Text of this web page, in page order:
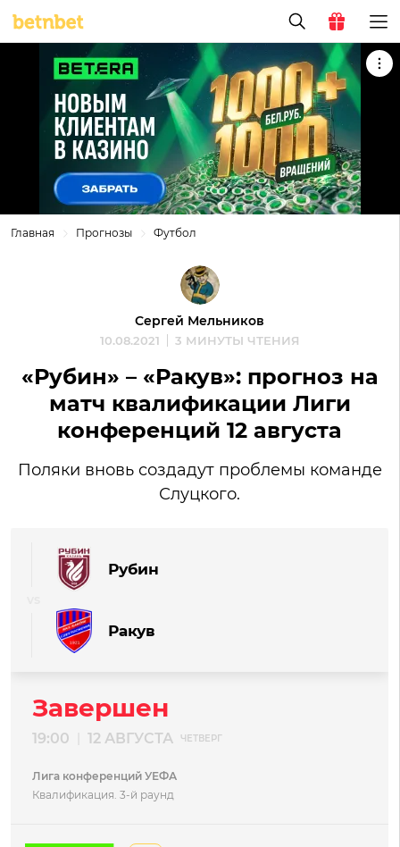
Главная Прогнозы Футбол
Сергей Мельников
10.08.2021 3 МИНУТЫ ЧТЕНИЯ
«Рубин» – «Ракув»: прогноз на
матч квалификации Лиги
конференций 12 августа
Поляки вновь создадут проблемы команде
Слуцкого.
Рубин
Ракув
Завершен
19:00 12 АВГУСТА ЧЕТВЕРГ
Лига конференций УЕФА
Квалификация. 3-й раунд